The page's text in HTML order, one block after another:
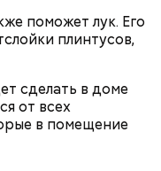
поможет лук. Его
плинтусов,
сделать в доме
от всех
в помещение
не для всех дыня
ее стоит
Москва»
диетолога
есть эту ягоду